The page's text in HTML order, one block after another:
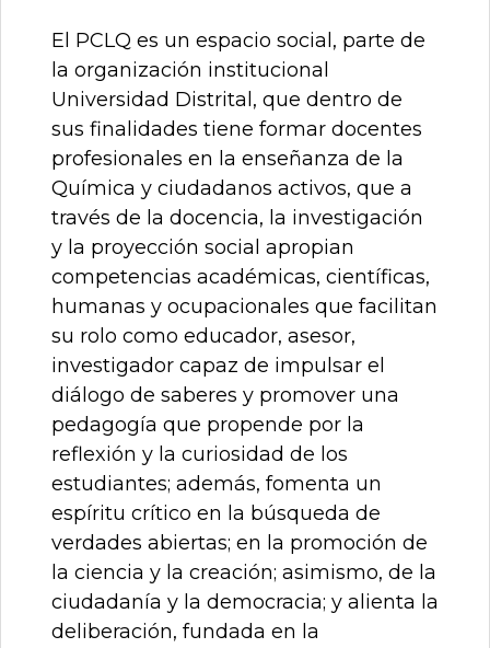
El PCLQ es un espacio social, parte de
la organización institucional
Universidad Distrital, que dentro de
sus finalidades tiene formar docentes
profesionales en la enseñanza de la
Química y ciudadanos activos, que a
través de la docencia, la investigación
y la proyección social apropian
competencias académicas, científicas,
humanas y ocupacionales que facilitan
su rolo como educador, asesor,
investigador capaz de impulsar el
diálogo de saberes y promover una
pedagogía que propende por la
reflexión y la curiosidad de los
estudiantes; además, fomenta un
espíritu crítico en la búsqueda de
verdades abiertas; en la promoción de
la ciencia y la creación; asimismo, de la
ciudadanía y la democracia; y alienta la
deliberación, fundada en la